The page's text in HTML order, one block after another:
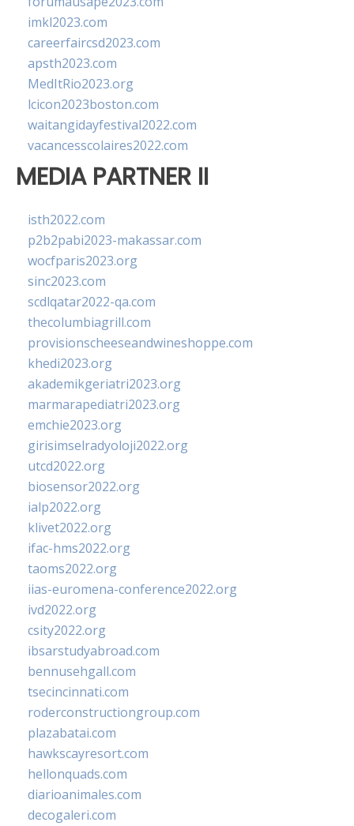
imkl2023.com
careerfaircsd2023.com
apsth2023.com
MedItRio2023.org
lcicon2023boston.com
waitangidayfestival2022.com
vacancesscolaires2022.com
MEDIA PARTNER II
isth2022.com
p2b2pabi2023-makassar.com
wocfparis2023.org
sinc2023.com
scdlqatar2022-qa.com
thecolumbiagrill.com
provisionscheeseandwineshoppe.com
khedi2023.org
akademikgeriatri2023.org
marmarapediatri2023.org
emchie2023.org
girisimselradyoloji2022.org
utcd2022.org
biosensor2022.org
ialp2022.org
klivet2022.org
ifac-hms2022.org
taoms2022.org
iias-euromena-conference2022.org
ivd2022.org
csity2022.org
ibsarstudyabroad.com
bennusehgall.com
tsecincinnati.com
roderconstructiongroup.com
plazabatai.com
hawkscayresort.com
hellonquads.com
diarioanimales.com
decogaleri.com